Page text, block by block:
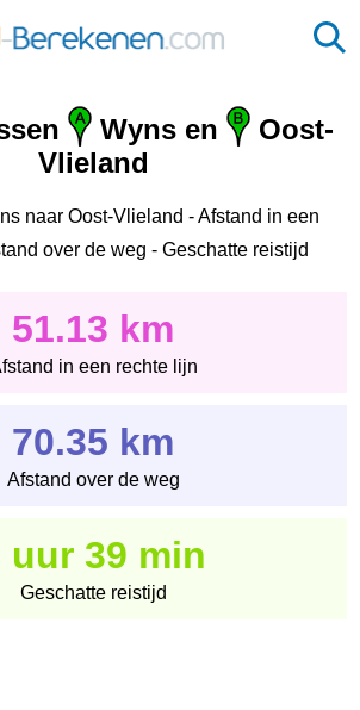
Wyns en
Oost-
Vlieland
naar Oost-Vlieland - Afstand in een
over de weg - Geschatte reistijd
51.13 km
in een rechte lijn
70.35 km
Afstand over de weg
uur 39 min
Geschatte reistijd